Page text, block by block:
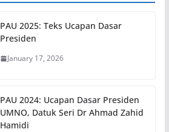
PAU 2025: Teks Ucapan Dasar
Presiden
January 17, 2026
PAU 2024: Ucapan Dasar Presiden
UMNO, Datuk Seri Dr Ahmad Zahid
Hamidi